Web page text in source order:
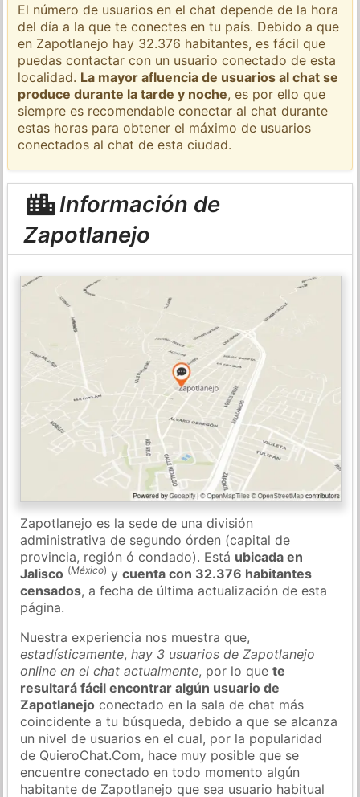
El número de usuarios en el chat depende de la hora
del día a la que te conectes en tu país. Debido a que
en Zapotlanejo hay 32.376 habitantes, es fácil que
puedas contactar con un usuario conectado de esta
localidad. La mayor afluencia de usuarios al chat se
produce durante la tarde y noche, es por ello que
siempre es recomendable conectar al chat durante
estas horas para obtener el máximo de usuarios
conectados al chat de esta ciudad.
Información de
Zapotlanejo
Zapotlanejo es la sede de una división
administrativa de segundo órden (capital de
provincia, región ó condado). Está ubicada en
Jalisco (México) ycuenta con 32.376 habitantes
censados, a fecha de última actualización de esta
página.
Nuestra experiencia nos muestra que,
estadísticamente,hay 3 usuarios de Zapotlanejo
online en el chat actualmente, por lo quete
resultará fácil encontrar algún usuario de
Zapotlanejo conectado en la sala de chat más
coincidente a tu búsqueda, debido a que se alcanza
un nivel de usuarios en el cual, por la popularidad
de QuieroChat.Com, hace muy posible que se
encuentre conectado en todo momento algún
habitante de Zapotlanejo que sea usuario habitual